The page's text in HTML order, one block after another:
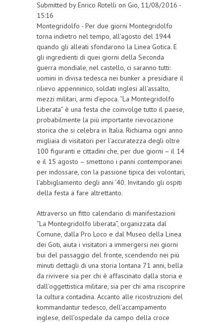
Submitted by Enrico Rotelli on Gio, 11/08/2016 -
15:16
Montegridolfo - Per due giorni Montegridolfo
torna indietro nel tempo, all’agosto del 1944
quando gli alleati sfondarono la Linea Gotica. E
gli ingredienti di quei giorni della Seconda
guerra mondiale, nel castello, ci saranno tutti:
uomini in divisa tedesca nei bunker a presidiare il
rilievo appenninico, soldati inglesi all’assalto,
mezzi militari, armi d’epoca. “La Montegridolfo
Liberata” è una festa che coinvolge tutto il paese,
probabilmente la più importante rievocazione
storica che si celebra in Italia. Richiama ogni anno
migliaia di visitatori per l’accuratezza degli oltre
100 figuranti e cittadini che, per due giorni – il 14
e il 15 agosto – smettono i panni contemporanei
per indossare, con la passione tipica dei volontari,
l’abbigliamento degli anni ‘40. Invitando gli ospiti
della festa a fare altrettanto.
Attraverso un fitto calendario di manifestazioni
“La Montegridolfo liberata”, organizzata dal
Comune, dalla Pro Loco e dal Museo della Linea
dei Goti, aiuta i visitatori a immergersi nei giorni
bui del passaggio del fronte, scendendo nei più
minuti dettagli di una storia lontana 71 anni, bella
da rivivere sia per chi è affascinato dalla storia e
dall’oggettistica militare, sia per chi ama riscoprire
la cultura contadina. Accanto alle ricostruzioni del
kommandantur tedesco, dell’accampamento
inglese, dell’ospedale da campo della croce